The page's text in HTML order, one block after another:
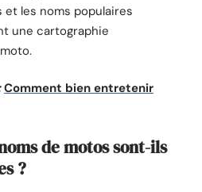
les noms populaires
une cartographie
Comment bien entretenir
de motos sont-ils
?